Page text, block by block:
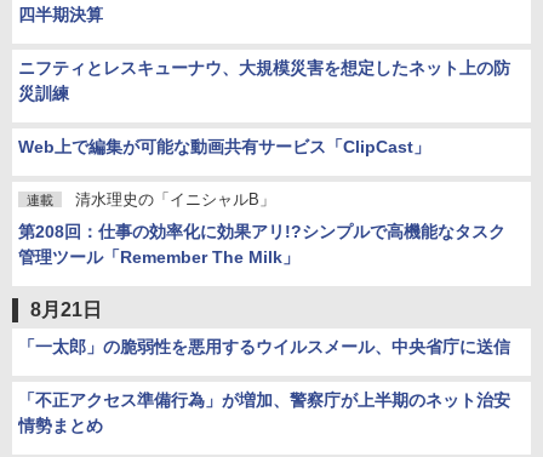
四半期決算
ニフティとレスキューナウ、大規模災害を想定したネット上の防
災訓練
Web上で編集が可能な動画共有サービス「ClipCast」
連載 清水理史の「イニシャルB」
第208回：仕事の効率化に効果アリ!?シンプルで高機能なタスク
管理ツール「Remember The Milk」
8月21日
「一太郎」の脆弱性を悪用するウイルスメール、中央省庁に送信
「不正アクセス準備行為」が増加、警察庁が上半期のネット治安
情勢まとめ